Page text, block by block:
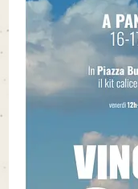
PANZANO
IN
CHIANTI